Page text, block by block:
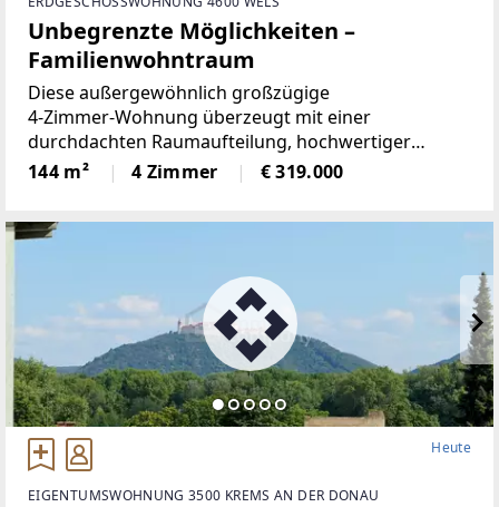
Unbegrenzte Möglichkeiten –
Familienwohntraum
Diese außergewöhnlich großzügige
4‑Zimmer‑Wohnung überzeugt mit einer
durchdachten Raumaufteilung, hochwertiger
Ausstattung und vielseitigen
Nutzungsmöglichkeiten. Ob als Zuhause für die
Kapitalanlage.Die
144 m² 4 Zimmer € 319.000
Heute
EIGENTUMSWOHNUNG 3500 KREMS AN DER DONAU